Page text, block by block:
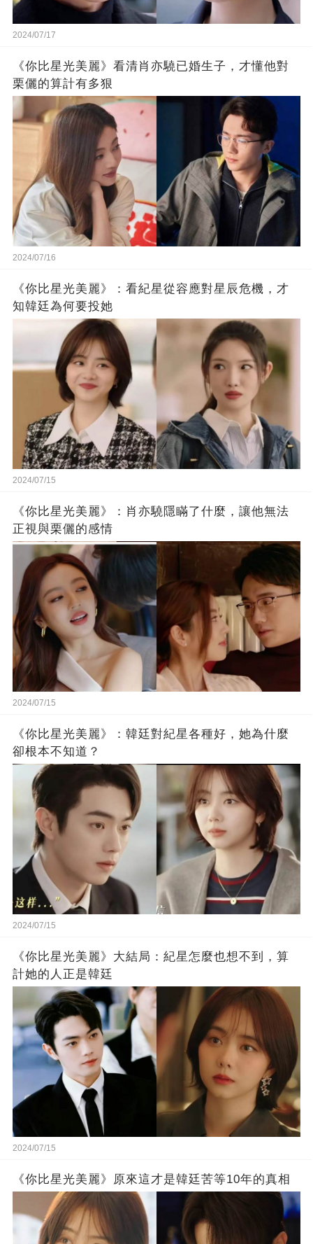
2024/07/17
《你比星光美麗》看清肖亦驍已婚生子，才懂他對
栗儷的算計有多狠
2024/07/16
《你比星光美麗》：看紀星從容應對星辰危機，才
知韓廷為何要投她
2024/07/15
《你比星光美麗》：肖亦驍隱瞞了什麼，讓他無法
正視與栗儷的感情
2024/07/15
《你比星光美麗》：韓廷對紀星各種好，她為什麼
卻根本不知道？
2024/07/15
《你比星光美麗》大結局：紀星怎麼也想不到，算
計她的人正是韓廷
2024/07/15
《你比星光美麗》原來這才是韓廷苦等10年的真相